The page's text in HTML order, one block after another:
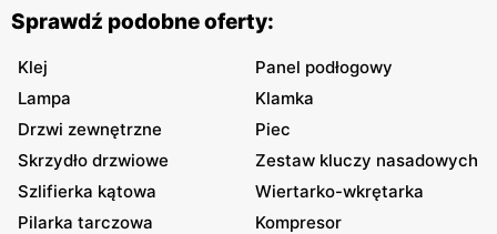
Sprawdź podobne oferty:
Klej
Panel podłogowy
Lampa
Klamka
Drzwi zewnętrzne
Piec
Skrzydło drzwiowe
Zestaw kluczy nasadowych
Szlifierka kątowa
Wiertarko-wkrętarka
Pilarka tarczowa
Kompresor